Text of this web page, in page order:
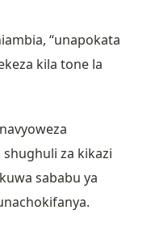
“unapokata
kila tone la
za kikazi
sababu ya